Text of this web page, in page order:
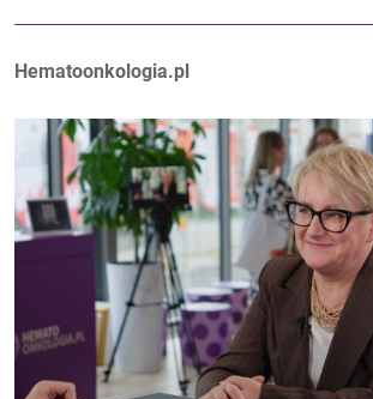
Autorzy:
Hematoonkologia.pl